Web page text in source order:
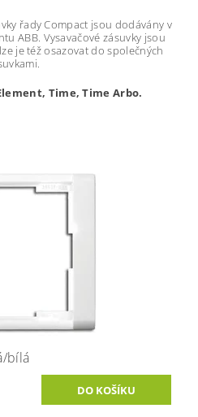
řady Compact jsou dodávány v
ABB. Vysavačové zásuvky jsou
je též osazovat do společných
Time, Time Arbo.
bílá